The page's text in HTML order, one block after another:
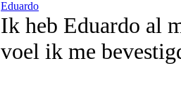
Eduardo
Ik heb Eduardo al
voel ik me